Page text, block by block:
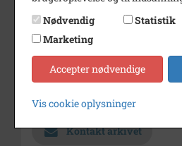
Dateringsnote
Fotograf
Jørgen
Arkiv
Kontakt arkivet
Nødvendig
Statistik
Marketing
Accepter nødvendige
Vis cookie oplysninger